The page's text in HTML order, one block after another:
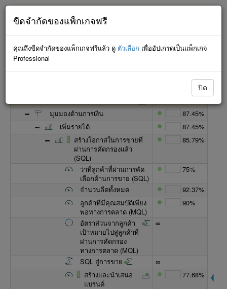
กำลังพยายามเชื่อมต่อ... จะไม่มีการบันทึกการเปลี่ยนแปลงจนกว่า
จะเชื่อมต่อใหม่สำเร็จ
แบบมินิมัลลิสต์
มุมมองด้านการเงิน
87.45%
เพิ่มรายได้
87.45%
สร้างโอกาสในการขายที่
ผ่านการคัดกรองแล้ว
(SQL)
85.79%
ว่าที่ลูกค้าที่ผ่านการคัด
เลือกด้านการขาย (SQL)
75%
จำนวนลีดทั้งหมด
92.37%
ลูกค้าที่มีคุณสมบัติเพียง
พอทางการตลาด (MQL)
90%
อัตราส่วนจากลูกค้า
เป้าหมายไปสู่ลูกค้าที่
ผ่านการคัดกรอง
ทางการตลาด (MQL)
∞
SQL สู่การขาย
∞
สร้างและนำเสนอ
แบรนด์
77.68%
ขีดจำกัดของแพ็กเกจฟรี
คุณถึงขีดจำกัดของแพ็กเกจฟรีแล้ว ดู ตัวเลือก เพื่ออัปเกรดเป็นแพ็กเกจ
Professional
ปิด